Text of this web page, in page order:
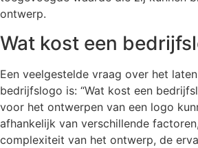
ontwerp.
Wat kost een
Een veelgestelde vraag over het
bedrijfslogo is: “Wat kost een
voor het ontwerpen van een logo
afhankelijk van verschillende
complexiteit van het ontwerp, de